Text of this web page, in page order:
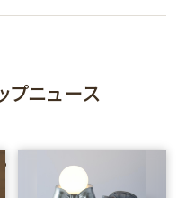
プニュース